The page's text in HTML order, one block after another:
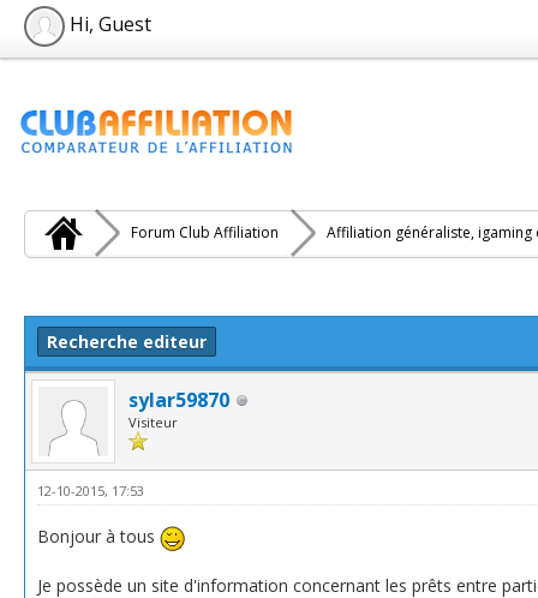
Hi, Guest
Forum Club Affiliation Affiliation généraliste, igaming
Recherche editeur
sylar59870
Visiteur
12-10-2015, 17:53
Bonjour à tous
Je possède un site d'information concernant les prêts entre